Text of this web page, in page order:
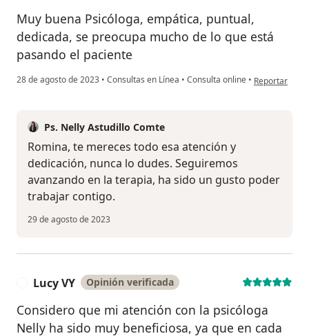
Muy buena Psicóloga, empática, puntual,
dedicada, se preocupa mucho de lo que está
pasando el paciente
28 de agosto de 2023 • Consultas en Línea • Consulta online • en opinión
Reportar
Ps. Nelly Astudillo Comte
Romina, te mereces todo esa atención y
dedicación, nunca lo dudes. Seguiremos
avanzando en la terapia, ha sido un gusto poder
trabajar contigo.
29 de agosto de 2023
Lucy VY Opinión verificada
Considero que mi atención con la psicóloga
Nelly ha sido muy beneficiosa, ya que en cada